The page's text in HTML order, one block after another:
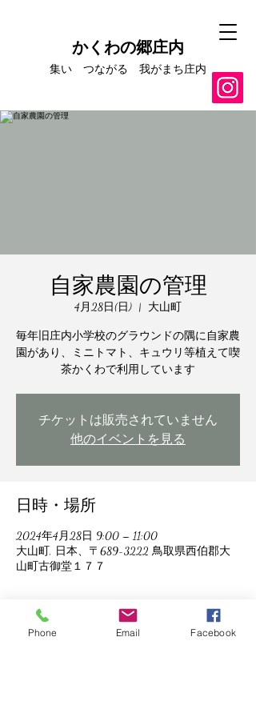
かくわの郷庄内
集い つながる​ 我がまち庄内
自家農園の管理
4月28日(日)
  |
大山町
毎年旧庄内小学校のグラウンドの隅に自家農
園があり、ミニトマト、キュウリ等植えて喫
茶かくわで利用しています
チケットは販売されていません
他のイベントを見る
日時・場所
2024年4月28日 9:00 – 11:00
大山町, 日本、〒689-3222 鳥取県西伯郡大
山町古御堂１７７
Phone Email Facebook